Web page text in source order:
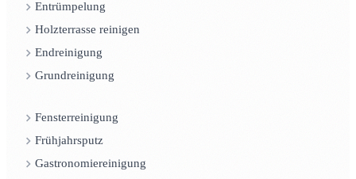
Entrümpelung
Holzterrasse reinigen
Endreinigung
Grundreinigung
Fensterreinigung
Frühjahrsputz
Gastronomiereinigung